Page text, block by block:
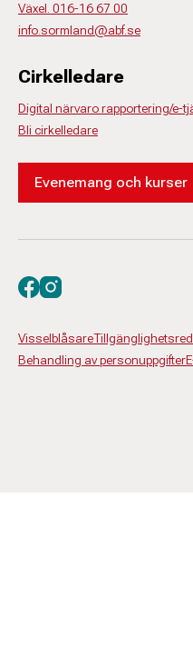
Växel. 016-16 67 00
info.sormland@abf.se
Cirkelledare
Digital närvaro rapportering/e-
Bli cirkelledare
Evenemang och kurser
Visselblåsare
Behandling av personuppgifter
Besök oss på facebook
Besök oss på instagram